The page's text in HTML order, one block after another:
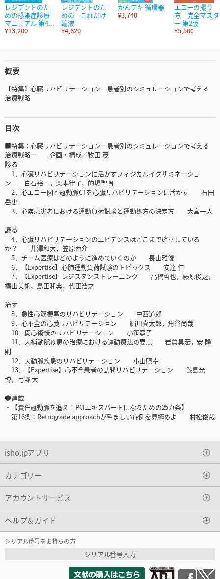
レジデントのた
めの感染症診療
マニュアル 第4...
¥13,200
レジデントのた
めの これだけ
輸液
¥4,620
かんテキ 循環器
¥3,740
エコーの撮り
方 完全マスタ
ー 第2版
¥5,500
概要
【特集】心臓リハビリテーション 患者別のシミュレーションで考える
治療戦略
目次
■特集：心臓リハビリテーションー患者別のシミュレーションで考える
治療戦略ー 企画・構成／牧田 茂
診る
1．心臓リハビリテーションに活かすフィジカルイグザミネーショ
ン 白石裕一，栗本律子，的場聖明
2．心エコー図と冠動脈CTを心臓リハビリテーションに活かす 石田
岳史
3．心疾患患者における運動負荷試験と運動処方の決定方 大宮一人
識る
4．心臓リハビリテーションのエビデンスはどこまで確立している
か？ 井澤和大，笠原酉介
5．チーム医療はどのように進めていくのか 長山雅俊
6．【Expertise】心肺運動負荷試験のトピックス 安達 仁
7．【Expertise】レジスタンストレーニング 高橋哲也，藤原俊之，
横山美帆，島田和典，代田浩之
治す
8．急性心筋梗塞のリハビリテーション 中西道郎
9．心不全の心臓リハビリテーション 絹川真太郎，角谷尚哉
10．開心術後のリハビリテーション 小笹寧子
11．末梢動脈疾患の治療における運動療法の要点 岩倉具宏，安 隆
則
12．大動脈疾患のリハビリテーション 小山照幸
13．【Expertise】心不全患者の訪問リハビリテーション 鮫島光
博，弓野 大
●連載
・【責任冠動脈を追え！PCIエキスパートになるための25カ条】
第16条：Retrograde approachが望ましい症例を見極めよ 村松俊哉
isho.jpアプリ
カテゴリー
アカウントサービス
ヘルプ＆ガイド
シリアル番号をお持ちの方
シリアル番号入力